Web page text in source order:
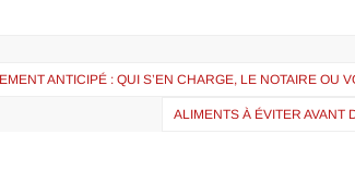
ANTICIPÉ : QUI S’EN CHARGE, LE NOTAIRE OU
ALIMENTS À ÉVITER AVANT